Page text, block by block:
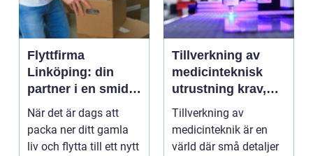
Flyttfirma
Linköping: din
partner i en smidig
flytt
När det är dags att
packa ner ditt gamla
liv och flytta till ett nytt
Tillverkning av
medicinteknisk
utrustning krav,
kvalitet och
precision
Tillverkning av
medicinteknik är en
värld där små detaljer